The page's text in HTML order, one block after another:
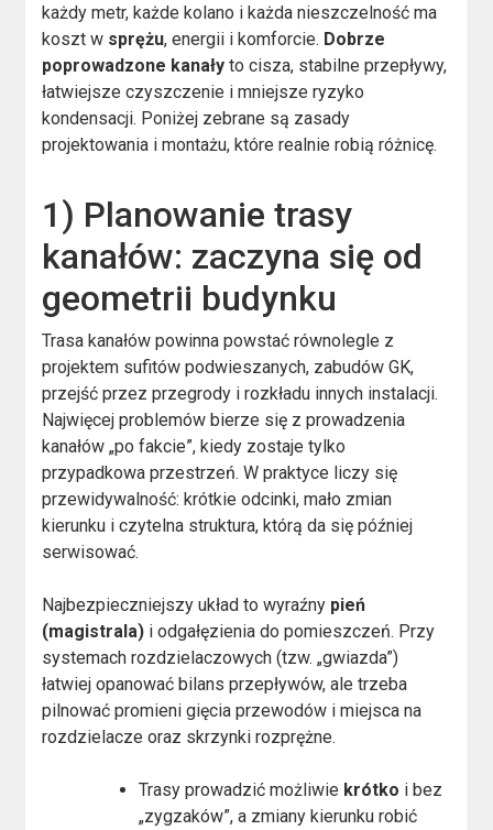
każdy metr, każde kolano i każda nieszczelność ma
koszt w sprężu, energii i komforcie. Dobrze
poprowadzone kanały to cisza, stabilne przepływy,
łatwiejsze czyszczenie i mniejsze ryzyko
kondensacji. Poniżej zebrane są zasady
projektowania i montażu, które realnie robią różnicę.
1) Planowanie trasy
kanałów: zaczyna się od
geometrii budynku
Trasa kanałów powinna powstać równolegle z
projektem sufitów podwieszanych, zabudów GK,
przejść przez przegrody i rozkładu innych instalacji.
Najwięcej problemów bierze się z prowadzenia
kanałów „po fakcie”, kiedy zostaje tylko
przypadkowa przestrzeń. W praktyce liczy się
przewidywalność: krótkie odcinki, mało zmian
kierunku i czytelna struktura, którą da się później
serwisować.
Najbezpieczniejszy układ to wyraźny pień
(magistrala) i odgałęzienia do pomieszczeń. Przy
systemach rozdzielaczowych (tzw. „gwiazda”)
łatwiej opanować bilans przepływów, ale trzeba
pilnować promieni gięcia przewodów i miejsca na
rozdzielacze oraz skrzynki rozprężne.
Trasy prowadzić możliwie krótko i bez
„zygzaków”, a zmiany kierunku robić